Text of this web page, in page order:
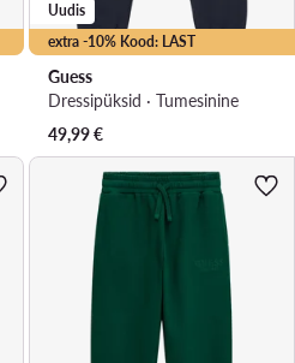
extra -10% Kood: LAST
Uudis
Guess
Dressipüksid · Tumesinine
49,99€